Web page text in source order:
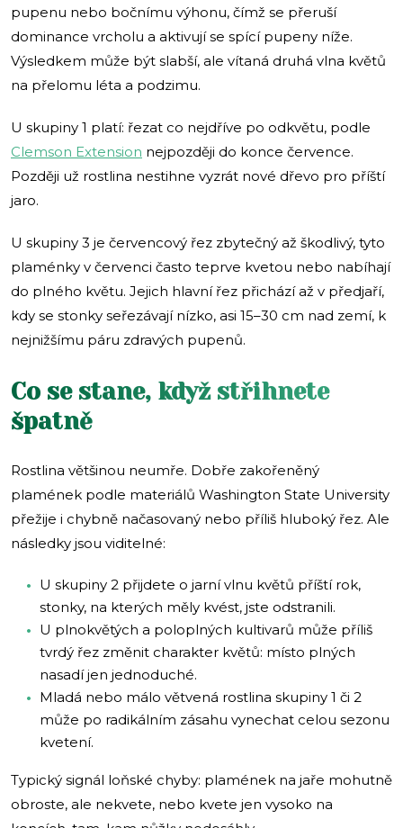
pupenu nebo bočnímu výhonu, čímž se přeruší
dominance vrcholu a aktivují se spící pupeny níže.
Výsledkem může být slabší, ale vítaná druhá vlna květů
na přelomu léta a podzimu.
U skupiny 1 platí: řezat co nejdříve po odkvětu, podle
Clemson Extension nejpozději do konce července.
Později už rostlina nestihne vyzrát nové dřevo pro příští
jaro.
U skupiny 3 je červencový řez zbytečný až škodlivý, tyto
plaménky v červenci často teprve kvetou nebo nabíhají
do plného květu. Jejich hlavní řez přichází až v předjaří,
kdy se stonky seřezávají nízko, asi 15–30 cm nad zemí, k
nejnižšímu páru zdravých pupenů.
Co se stane, když střihnete
špatně
Rostlina většinou neumře. Dobře zakořeněný
plamének podle materiálů Washington State University
přežije i chybně načasovaný nebo příliš hluboký řez. Ale
následky jsou viditelné:
U skupiny 2 přijdete o jarní vlnu květů příští rok,
stonky, na kterých měly kvést, jste odstranili.
U plnokvětých a poloplných kultivarů může příliš
tvrdý řez změnit charakter květů: místo plných
nasadí jen jednoduché.
Mladá nebo málo větvená rostlina skupiny 1 či 2
může po radikálním zásahu vynechat celou sezonu
kvetení.
Typický signál loňské chyby: plamének na jaře mohutně
obroste, ale nekvete, nebo kvete jen vysoko na